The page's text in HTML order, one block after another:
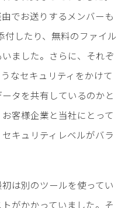
でお送りするメンバーも
付したり、無料のファイル
ました。さらに、それぞ
なセキュリティをかけて
タを共有しているのかと
客様企業と当社にとって
キュリティレベルがバラ
は別のツールを使ってい
がかかっていました。そ